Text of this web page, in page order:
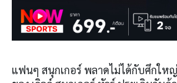
แฟนๆ สนุกเกอร์ พลาดไม่ได้กับศึกให